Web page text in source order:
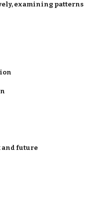
examining patterns
and future